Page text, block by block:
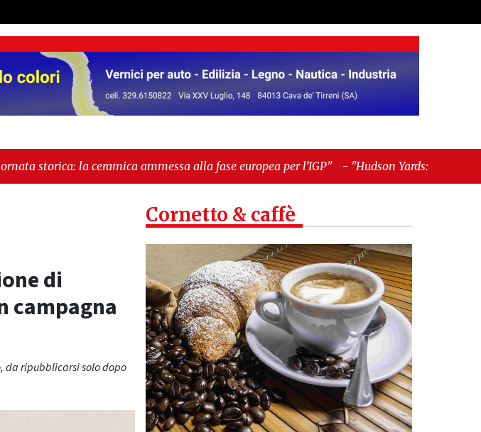
ammessa alla fase europea per l’IGP" -"Hudson Yards: qui New York
di
campagna
da ripubblicarsi solo dopo
Cornetto & caffè